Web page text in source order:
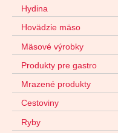
Hydina
Hovädzie mäso
Mäsové výrobky
Produkty pre gastro
Mrazené produkty
Cestoviny
Ryby